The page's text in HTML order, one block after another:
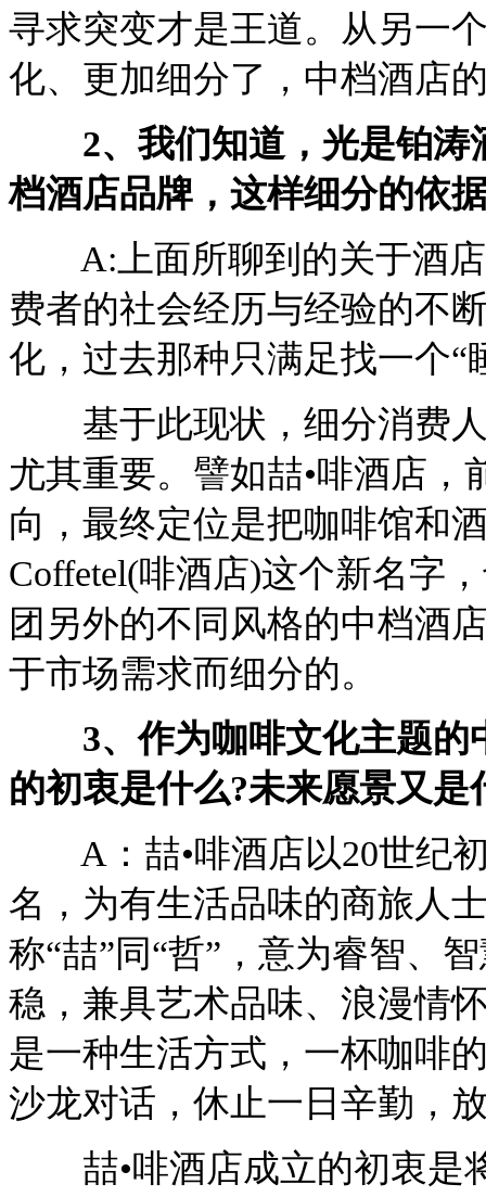
寻求突变才是王道。从另一
化、更加细分了，中档酒店
2、我们知道，光是铂涛
档酒店品牌，这样细分的依
A:上面所聊到的关于酒店
费者的社会经历与经验的不
化，过去那种只满足找一个
基于此现状，细分消费人
尤其重要。譬如喆•啡酒店
向，最终定位是把咖啡馆和
Coffetel(啡酒店)这个新名字
团另外的不同风格的中档酒
于市场需求而细分的。
3、作为咖啡文化主题的
的初衷是什么?未来愿景又是
A：喆•啡酒店以20世纪初
名，为有生活品味的商旅人
称“喆”同“哲”，意为睿智、
稳，兼具艺术品味、浪漫情
是一种生活方式，一杯咖啡
沙龙对话，休止一日辛勤，
喆•啡酒店成立的初衷是